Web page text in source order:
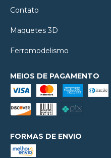
Contato
Maquetes 3D
Ferromodelismo
MEIOS DE PAGAMENTO
FORMAS DE ENVIO